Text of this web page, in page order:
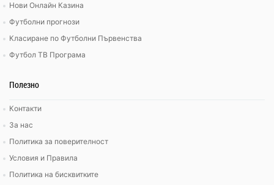
Нови Онлайн Казина
Футболни прогнози
Класиране по Футболни Първенства
Футбол ТВ Програма
Полезно
Контакти
За нас
Политика за поверителност
Условия и Правила
Политика на бисквитките